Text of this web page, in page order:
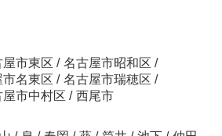
屋市東区 / 名古屋市昭和区 /
名東区 / 名古屋市瑞穂区 /
屋市中村区 / 西尾市